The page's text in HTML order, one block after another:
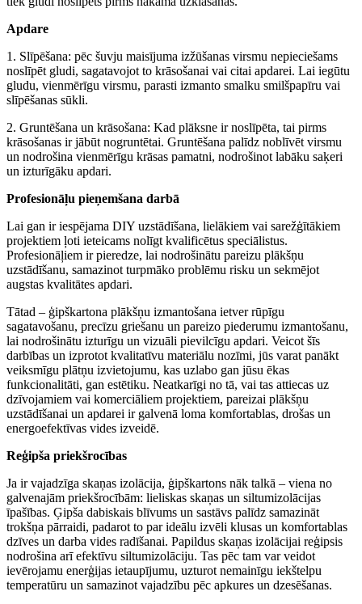
Apdare
1. Slīpēšana: pēc šuvju maisījuma izžūšanas virsmu nepieciešams
noslīpēt gludi, sagatavojot to krāsošanai vai citai apdarei. Lai iegūtu
gludu, vienmērīgu virsmu, parasti izmanto smalku smilšpapīru vai
slīpēšanas sūkli.
2. Gruntēšana un krāsošana: Kad plāksne ir noslīpēta, tai pirms
krāsošanas ir jābūt nogruntētai. Gruntēšana palīdz noblīvēt virsmu
un nodrošina vienmērīgu krāsas pamatni, nodrošinot labāku saķeri
un izturīgāku apdari.
Profesionāļu pieņemšana darbā
Lai gan ir iespējama DIY uzstādīšana, lielākiem vai sarežģītākiem
projektiem ļoti ieteicams nolīgt kvalificētus speciālistus.
Profesionāļiem ir pieredze, lai nodrošinātu pareizu plākšņu
uzstādīšanu, samazinot turpmāko problēmu risku un sekmējot
augstas kvalitātes apdari.
Tātad – ģipškartona plākšņu izmantošana ietver rūpīgu
sagatavošanu, precīzu griešanu un pareizo piederumu izmantošanu,
lai nodrošinātu izturīgu un vizuāli pievilcīgu apdari. Veicot šīs
darbības un izprotot kvalitatīvu materiālu nozīmi, jūs varat panākt
veiksmīgu plātņu izvietojumu, kas uzlabo gan jūsu ēkas
funkcionalitāti, gan estētiku. Neatkarīgi no tā, vai tas attiecas uz
dzīvojamiem vai komerciāliem projektiem, pareizai plākšņu
uzstādīšanai un apdarei ir galvenā loma komfortablas, drošas un
energoefektīvas vides izveidē.
Reģipša priekšrocības
Ja ir vajadzīga skaņas izolācija, ģipškartons nāk talkā – viena no
galvenajām priekšrocībām: lieliskas skaņas un siltumizolācijas
īpašības. Ģipša dabiskais blīvums un sastāvs palīdz samazināt
trokšņa pārraidi, padarot to par ideālu izvēli klusas un komfortablas
dzīves un darba vides radīšanai. Papildus skaņas izolācijai reģipsis
nodrošina arī efektīvu siltumizolāciju. Tas pēc tam var veidot
ievērojamu enerģijas ietaupījumu, uzturot nemainīgu iekštelpu
temperatūru un samazinot vajadzību pēc apkures un dzesēšanas.